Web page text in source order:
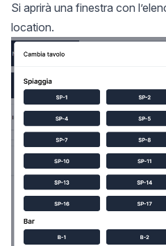
Si aprirà una finestra con
location.